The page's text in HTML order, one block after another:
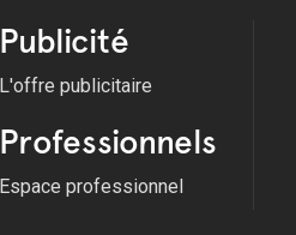
Publicité
L'offre publicitaire
Professionnels
Espace professionnel